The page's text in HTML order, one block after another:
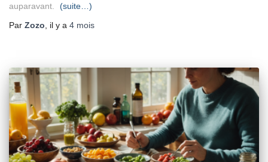
auparavant.
(suite…)
Par Zozo , il y a 4 mois